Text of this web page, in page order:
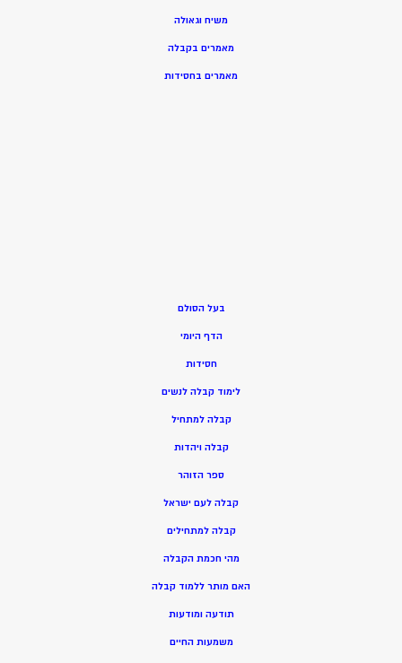
משיח וגאולה
מאמרים בקבלה
מאמרים בחסידות
בעל הסולם
הדף היומי
חסידות
לימוד קבלה לנשים
קבלה למתחיל
קבלה ויהדות
ספר הזוהר
קבלה לעם ישראל
קבלה למתחילים
מהי חכמת הקבלה
האם מותר ללמוד קבלה
תודעה ומודעות
משמעות החיים